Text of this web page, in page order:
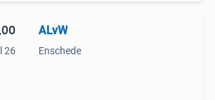
26
ALvW
Enschede